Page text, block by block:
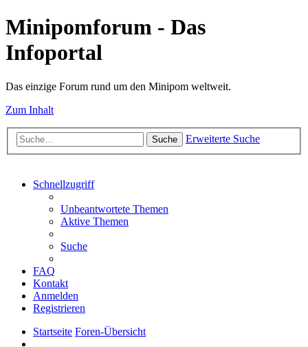
Minipomforum - Das
Infoportal
Das einzige Forum rund um den Minipom weltweit.
Zum Inhalt
Suche Erweiterte Suche
Schnellzugriff
Unbeantwortete Themen
Aktive Themen
Suche
FAQ
Kontakt
Anmelden
Registrieren
Startseite Foren-Übersicht